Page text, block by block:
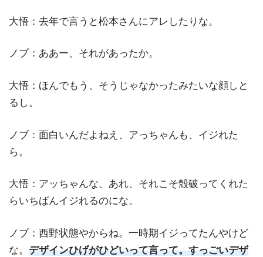
大悟：去年で言うと松本さんにアレしたりな。
ノブ：ああー、それがあったか。
大悟：ほんでもう、そうじゃなかったみたいな顔しと
るし。
ノブ：面白いんだよねえ、アっちゃんも、イジれた
ら。
大悟：アッちゃんな、あれ、それこそ殻破ってくれた
らいちばんイジれるのにな。
ノブ：西野状態やからね。一時期イジってたんやけど
な。 デザインひげがひどいって言って。すっごいデザ